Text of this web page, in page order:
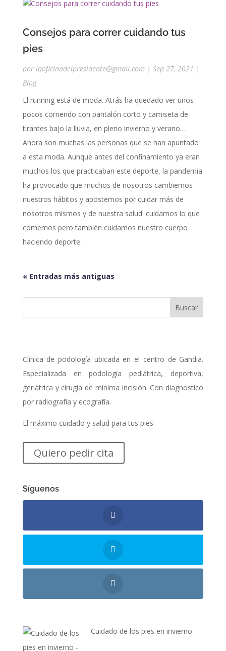
Consejos para correr cuidando tus
pies
por laoficinadelpresidente@gmail.com| Sep 27, 2021 |
Blog
El running está de moda. Atrás ha quedado ver unos
pocos corriendo con pantalón corto y camiseta de
tirantes bajo la lluvia, en pleno invierno y verano…
Ahora son muchas las personas que se han apuntado
a esta moda. Aunque antes del confinamiento ya eran
muchos los que practicaban este deporte, la pandemia
ha provocado que muchos de nosotros cambiemos
nuestros hábitos y apostemos por cuidar más de
nosotros mismos y de nuestra salud: cuidamos lo que
comemos pero también cuidamos nuestro cuerpo
haciendo deporte.
« Entradas más antiguas
Clínica de podología ubicada en el centro de Gandia.
Especializada en podología pediátrica, deportiva,
geriátrica y cirugía de mínima incisión. Con diagnostico
por radiografía y ecografía.
El máximo cuidado y salud para tus pies.
Quiero pedir cita
Síguenos
Cuidado de los pies en invierno